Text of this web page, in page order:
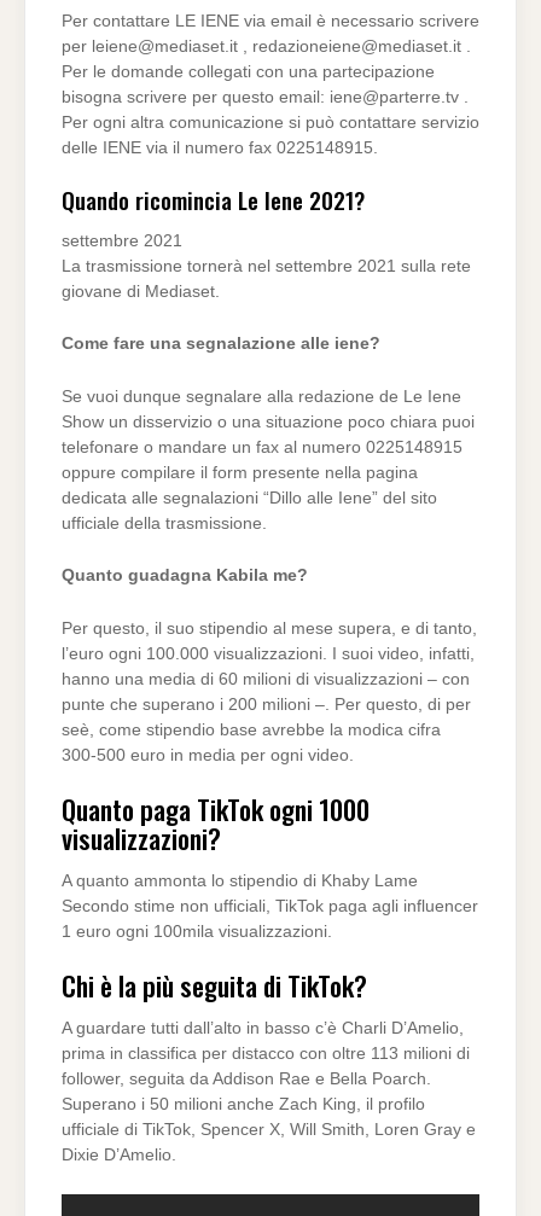
Per contattare LE IENE via email è necessario scrivere
per leiene@mediaset.it redazioneiene@mediaset.it
Per le domande collegati con una partecipazione
bisogna scrivere per questo email: iene@parterre.tv
Per ogni altra comunicazione si può contattare servizio
delle IENE via il numero fax 0225148915.
Quando ricomincia Le Iene 2021?
settembre 2021
La trasmissione tornerà nel settembre 2021 sulla rete
giovane di Mediaset.
Come fare una segnalazione alle iene?
Se vuoi dunque segnalare alla redazione de Le Iene
Show un disservizio o una situazione poco chiara puoi
telefonare o mandare un fax al numero 0225148915
oppure compilare il form presente nella pagina
dedicata alle segnalazioni “Dillo alle Iene” del sito
ufficiale della trasmissione.
Quanto guadagna Kabila me?
Per questo, il suo stipendio al mese supera, e di tanto,
l’euro ogni 100.000 visualizzazioni. I suoi video, infatti,
hanno una media di 60 milioni di visualizzazioni – con
punte che superano i 200 milioni –. Per questo, di per
seè, come stipendio base avrebbe la modica cifra
300-500 euro in media per ogni video.
Quanto paga TikTok ogni 1000
visualizzazioni?
A quanto ammonta lo stipendio di Khaby Lame
Secondo stime non ufficiali, TikTok paga agli influencer
1 euro ogni 100mila visualizzazioni.
Chi è la più seguita di TikTok?
A guardare tutti dall’alto in basso c’è Charli D’Amelio,
prima in classifica per distacco con oltre 113 milioni di
follower, seguita da Addison Rae e Bella Poarch.
Superano i 50 milioni anche Zach King, il profilo
ufficiale di TikTok, Spencer X, Will Smith, Loren Gray e
Dixie D’Amelio.